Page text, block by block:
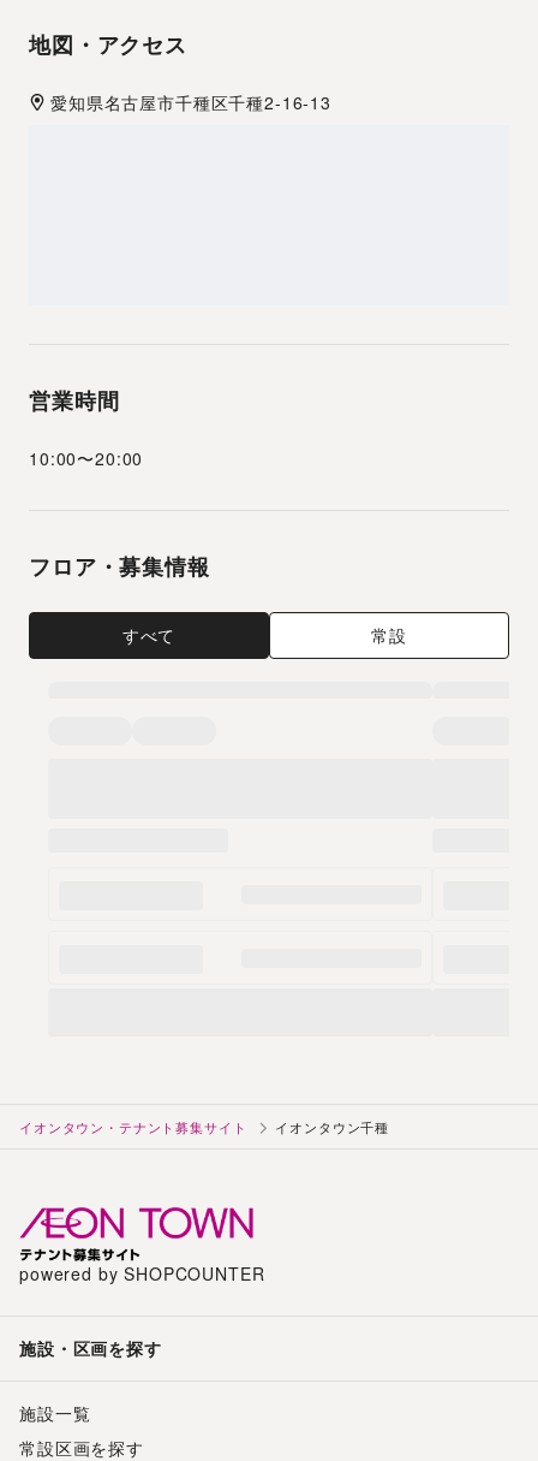
地図・アクセス
愛知県名古屋市千種区千種2-16-13
営業時間
10:00〜20:00
フロア・募集情報
すべて 常設
イオンタウン・テナント募集サイト イオンタウン千種
powered by SHOPCOUNTER
施設・区画を探す
施設一覧
常設区画を探す